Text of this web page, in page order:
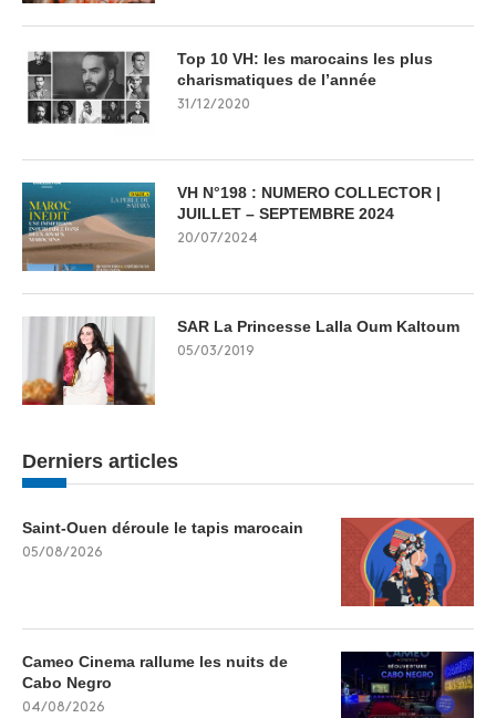
Top 10 VH: les marocains les plus
charismatiques de l’année
31/12/2020
VH N°198 : NUMERO COLLECTOR |
JUILLET – SEPTEMBRE 2024
20/07/2024
SAR La Princesse Lalla Oum Kaltoum
05/03/2019
Derniers articles
Saint-Ouen déroule le tapis marocain
05/08/2026
Cameo Cinema rallume les nuits de
Cabo Negro
04/08/2026